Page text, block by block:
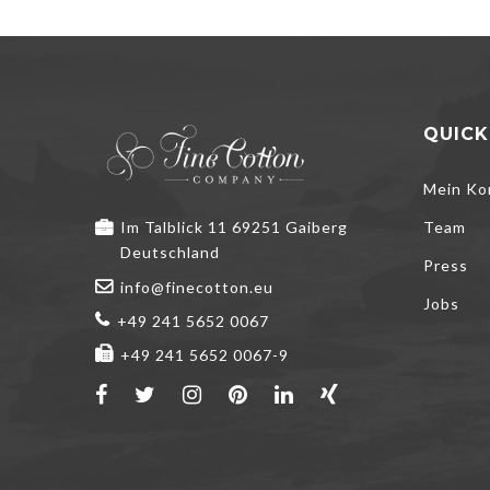
Im Talblick 11 69251 Gaiberg
Deutschland
info@finecotton.eu
+49 241 5652 0067
+49 241 5652 0067-9
Mein
Team
Press
Jobs